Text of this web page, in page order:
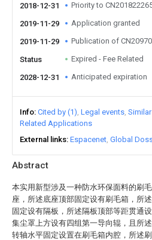
Abstract
本实用新型涉及一种防水环保面料的刷
座，所述底座顶部固定设有刷毛箱，所
固定设有隔板，所述隔板顶部等距贯通
集尘罩上方设有四组第一导向辊，且所
转轴水平固定设置在刷毛箱内腔，所述
2018-12-31 Priority to
2019-11-29 Application granted
2019-11-29 Publication of
Status Expired - Fee Related
2028-12-31 Anticipated expiration
Info Cited by (1) Legal events
Related Applications
External links Espacenet Global